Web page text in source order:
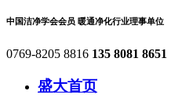
中国洁净学会会员 暖通净化行业理事单位
0769-8205 8816 135 8081 8651
盛大首页